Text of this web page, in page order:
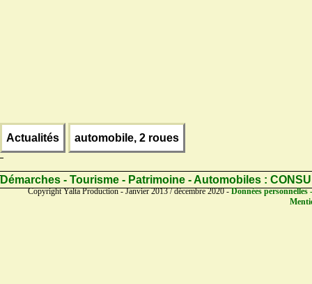
Actualités automobile, 2 roues
Démarches - Tourisme - Patrimoine - Automobiles :
Copyright Yalta Production - Janvier 2013 / décembre 2020 -Données personnelles